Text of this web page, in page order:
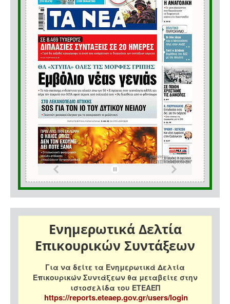
Ενημερωτικά Δελτία
Επικουρικών Συντάξεων
Για να δείτε τα Ενημερωτικά Δελτία
Επικουρικών Συντάξεων θα μεταβείτε στην
ιστοσελίδα του ΕΤΕΑΕΠ
https://reports.eteaep.gov.gr/users/login